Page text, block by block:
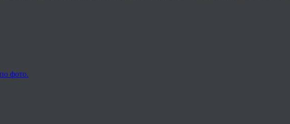
фото.